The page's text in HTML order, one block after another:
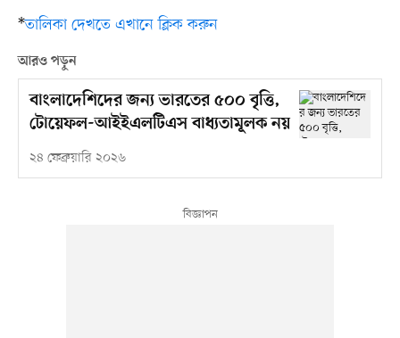
*তালিকা দেখতে এখানে ক্লিক করুন
আরও পড়ুন
বাংলাদেশিদের জন্য ভারতের ৫০০ বৃত্তি,
টোয়েফল-আইইএলটিএস বাধ্যতামূলক নয়
২৪ ফেব্রুয়ারি ২০২৬